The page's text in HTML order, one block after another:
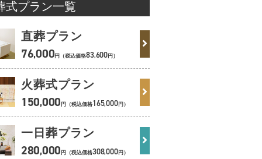
式プラン一覧
直葬プラン
76,000円（税込価格83,600円）
火葬式プラン
150,000円（税込価格165,000円）
一日葬プラン
280,000円（税込価格308,000円）